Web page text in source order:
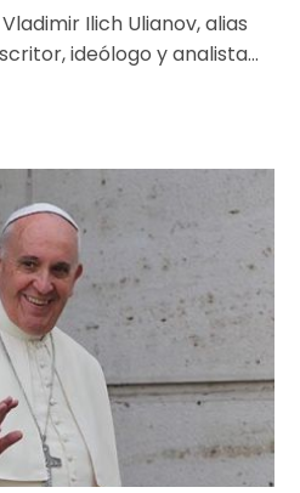
Ilich Ulianov, alias
ideólogo y analista
El
Papa
impulsa
reforma
de
facultades
y
universidades
eclesiásticas
con
nuevo